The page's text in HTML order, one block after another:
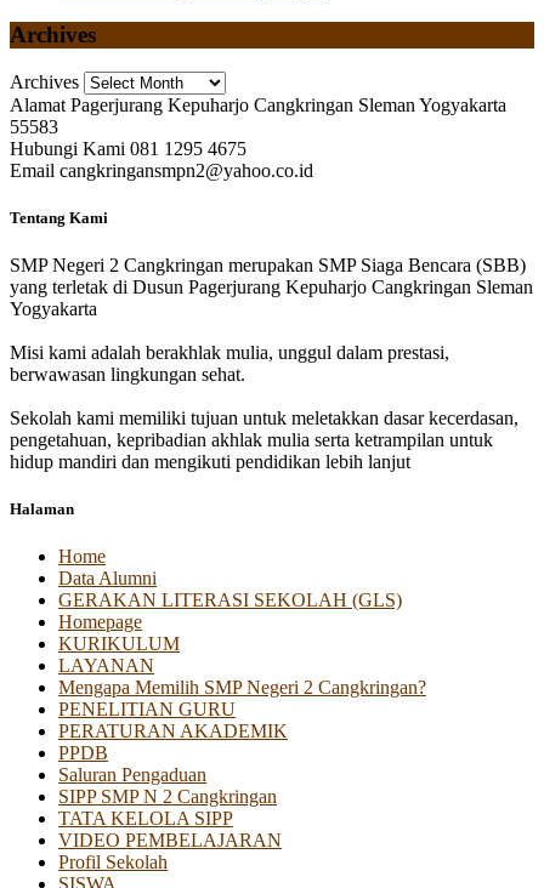
Archives
Archives
Alamat Pagerjurang Kepuharjo Cangkringan Sleman Yogyakarta
55583
Hubungi Kami 081 1295 4675
Email cangkringansmpn2@yahoo.co.id
Tentang Kami
SMP Negeri 2 Cangkringan merupakan SMP Siaga Bencara (SBB)
yang terletak di Dusun Pagerjurang Kepuharjo Cangkringan Sleman
Yogyakarta
Misi kami adalah berakhlak mulia, unggul dalam prestasi,
berwawasan lingkungan sehat.
Sekolah kami memiliki tujuan untuk meletakkan dasar kecerdasan,
pengetahuan, kepribadian akhlak mulia serta ketrampilan untuk
hidup mandiri dan mengikuti pendidikan lebih lanjut
Halaman
Home
Data Alumni
GERAKAN LITERASI SEKOLAH (GLS)
Homepage
KURIKULUM
LAYANAN
Mengapa Memilih SMP Negeri 2 Cangkringan?
PENELITIAN GURU
PERATURAN AKADEMIK
PPDB
Saluran Pengaduan
SIPP SMP N 2 Cangkringan
TATA KELOLA SIPP
VIDEO PEMBELAJARAN
Profil Sekolah